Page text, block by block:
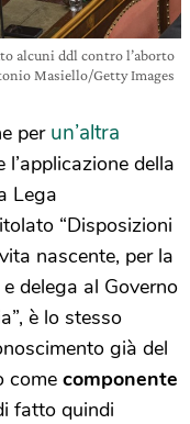
alcuni ddl contro l’aborto
Masiello/Getty Images
per un’altra
della
Lega
“Disposizioni
nascente, per la
delega al Governo
è lo stesso
già del
come componente
fatto quindi